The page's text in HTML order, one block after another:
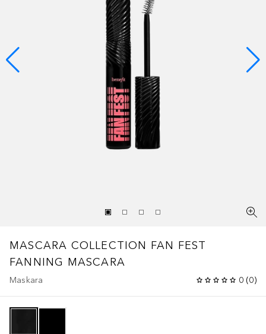
MASCARA COLLECTION FAN FEST
FANNING MASCARA
Maskara 0 (0)